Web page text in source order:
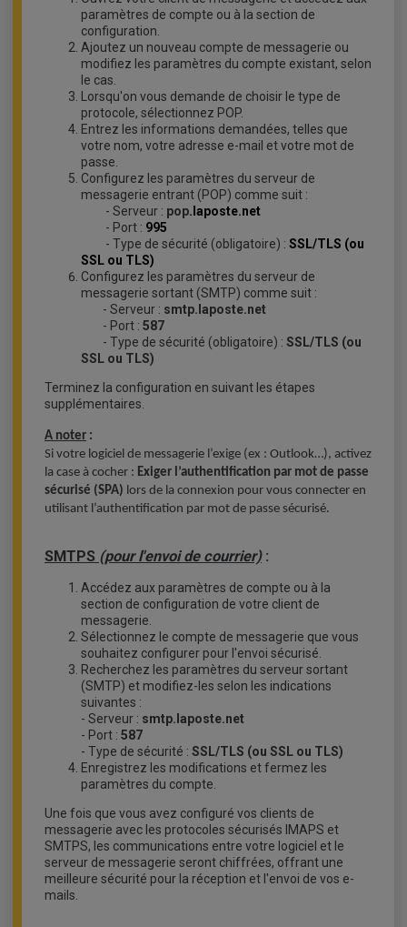
paramètres de compte ou à la section de
configuration.
Ajoutez un nouveau compte de messagerie ou
modifiez les paramètres du compte existant, selon
le cas.
Lorsqu'on vous demande de choisir le type de
protocole, sélectionnez POP.
Entrez les informations demandées, telles que
votre nom, votre adresse e-mail et votre mot de
passe.
Configurez les paramètres du serveur de
messagerie entrant (POP) comme suit :
- Serveur : pop.laposte.net
- Port : 995
- Type de sécurité (obligatoire) : SSL/TLS (ou
SSL ou TLS)
Configurez les paramètres du serveur de
messagerie sortant (SMTP) comme suit :
- Serveur : smtp.laposte.net
- Port : 587
- Type de sécurité (obligatoire) : SSL/TLS (ou
SSL ou TLS)
Terminez la configuration en suivant les étapes
supplémentaires.
A noter :
Si votre logiciel de messagerie l’exige (ex : Outlook…), activez
la case à cocher : Exiger l’authentification par mot de passe
sécurisé (SPA) lors de la connexion pour vous connecter en
utilisant l’authentification par mot de passe sécurisé.
SMTPS (pour l'envoi de courrier):
Accédez aux paramètres de compte ou à la
section de configuration de votre client de
messagerie.
Sélectionnez le compte de messagerie que vous
souhaitez configurer pour l'envoi sécurisé.
Recherchez les paramètres du serveur sortant
(SMTP) et modifiez-les selon les indications
suivantes :
- Serveur : smtp.laposte.net
- Port : 587
- Type de sécurité : SSL/TLS (ou SSL ou TLS)
Enregistrez les modifications et fermez les
paramètres du compte.
Une fois que vous avez configuré vos clients de
messagerie avec les protocoles sécurisés IMAPS et
SMTPS, les communications entre votre logiciel et le
serveur de messagerie seront chiffrées, offrant une
meilleure sécurité pour la réception et l'envoi de vos e-
mails.